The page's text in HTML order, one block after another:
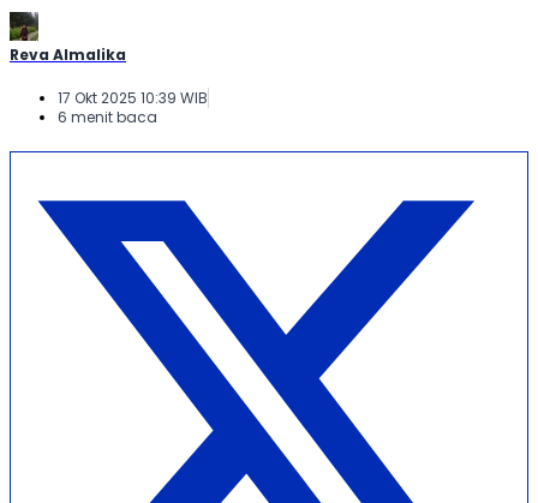
Reva Almalika
17 Okt 2025 10:39 WIB
6 menit baca